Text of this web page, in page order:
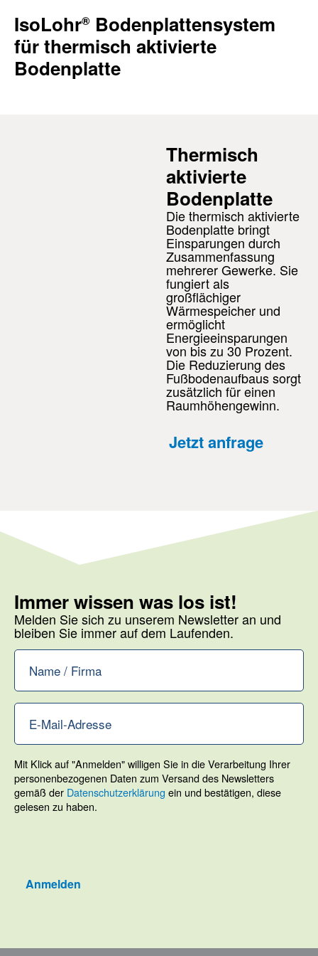
IsoLohr® Bodenplattensystem
für thermisch aktivierte
Bodenplatte
Thermisch
aktivierte
Bodenplatte
Die thermisch aktivierte
Bodenplatte bringt
Einsparungen durch
Zusammenfassung
mehrerer Gewerke. Sie
fungiert als
großflächiger
Wärmespeicher und
ermöglicht
Energieeinsparungen
von bis zu 30 Prozent.
Die Reduzierung des
Fußbodenaufbaus sorgt
zusätzlich für einen
Raumhöhengewinn.
Jetzt anfrage
Immer wissen was los ist!
Melden Sie sich zu unserem Newsletter an und
bleiben Sie immer auf dem Laufenden.
Mit Klick auf "Anmelden" willigen Sie in die Verarbeitung Ihrer
personenbezogenen Daten zum Versand des Newsletters
gemäß der Datenschutzerklärung ein und bestätigen, diese
gelesen zu haben.
Anmelden